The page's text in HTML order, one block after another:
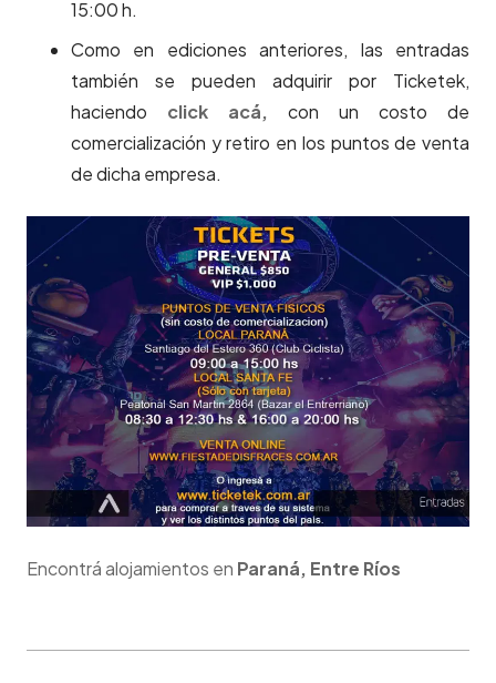
15:00 h.
Como en ediciones anteriores, las entradas
también se pueden adquirir por Ticketek,
haciendo click acá, con un costo de
comercialización y retiro en los puntos de venta
de dicha empresa.
Encontrá alojamientos en Paraná, Entre Ríos